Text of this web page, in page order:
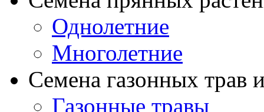
Однолетние
Многолетние
Семена газонных трав
Газонные травы